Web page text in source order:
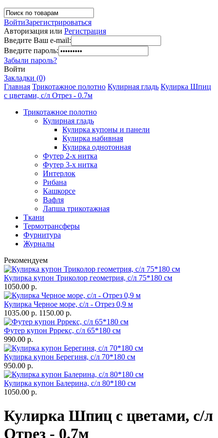
ВойтиЗарегистрироваться
Авторизация или Регистрация
Введите Ваш e-mail:
Введите пароль:
Забыли пароль?
Войти
Закладки (0)
Главная Трикотажное полотно Кулирная гладь Кулирка Шпиц
с цветами, с/л Отрез - 0.7м
Трикотажное полотно
Кулирная гладь
Кулирка купоны и панели
Кулирка набивная
Кулирка однотонная
Футер 2-х нитка
Футер 3-х нитка
Интерлок
Рибана
Кашкорсе
Вафля
Лапша трикотажная
Ткани
Термотрансферы
Фурнитура
Журналы
Рекомендуем
Кулирка купон Триколор геометрия, с/л 75*180 см
1050.00 р.
Кулирка Черное море, с/л - Отрез 0,9 м
1035.00 р. 1150.00 р.
Футер купон Рррекс, с/л 65*180 см
990.00 р.
Кулирка купон Берегиня, с/л 70*180 см
950.00 р.
Кулирка купон Балерина, с/л 80*180 см
1050.00 р.
Кулирка Шпиц с цветами, с/л
Отрез - 0.7м